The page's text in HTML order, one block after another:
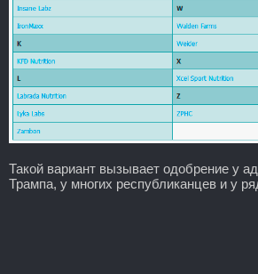
Такой вариант вызывает одобрение у
Трампа, у многих республиканцев и у